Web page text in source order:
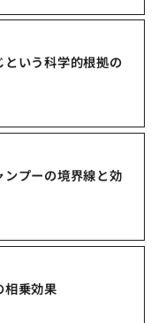
いう科学的根拠の
プーの境界線と効
相乗効果